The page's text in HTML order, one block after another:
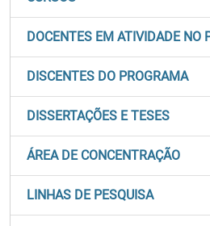
DOCENTES EM ATIVIDADE NO
DISCENTES DO PROGRAMA
DISSERTAÇÕES E TESES
ÁREA DE CONCENTRAÇÃO
LINHAS DE PESQUISA